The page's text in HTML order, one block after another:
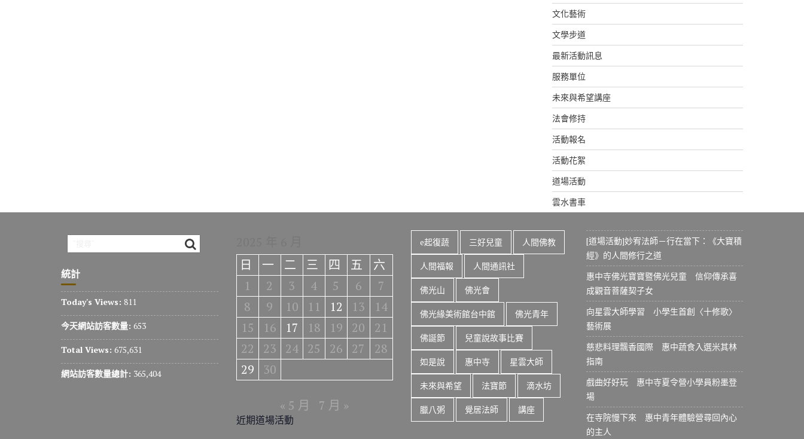
文化藝術
文學步道
最新活動訊息
服務單位
未來與希望講座
法會修持
活動報名
活動花絮
道場活動
雲水書車
統計
Today's Views: 811
今天網站訪客數量: 653
Total Views: 675,631
網站訪客數量總計: 365,404
日
一 二 三 四 五
六
1
2 3 4 5 6
7
8
9 10 11 12 13
14
15
16 17 18 19 20
21
22
23 24 25 26 27
28
29
30
« 5 月 7 月 »
近期道場活動
e起復蔬 三好兒童 人間佛教
人間福報 人間通訊社
佛光山 佛光會
佛光緣美術館台中館 佛光青年
佛誕節 兒童說故事比賽
如是說 惠中寺 星雲大師
未來與希望 法寶節 滴水坊
臘八粥 覺居法師 講座
[道場活動]妙宥法師－行在當下：《大寶積
經》的人間修行之道
惠中寺佛光寶寶暨佛光兒童 信仰傳承喜
成觀音菩薩契子女
向星雲大師學習 小學生首創〈十修歌〉
藝術展
慈悲料理飄香國際 惠中蔬食入選米其林
指南
戲曲好好玩 惠中寺夏令營小學員粉墨登
場
在寺院慢下來 惠中青年體驗營尋回內心
的主人